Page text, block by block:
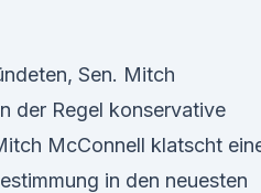
Sen. Mitch
der Regel konservative
McConnell klatscht
in den neuesten